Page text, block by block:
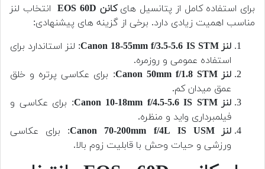
برای استفاده کامل از پتانسیل هایکانن EOS 60D
انتخاب لنز
مناسب اهمیت زیادی دارد. برخی از گزینه های پیشنهادی:
لنز Canon 18-55mm f/3.5-5.6 IS STM
: لنز استاندارد برای
استفاده عمومی و روزمره.
لنز Canon 50mm f/1.8 STM
: برای عکاسی پرتره و خلق
عمق میدان کم.
لنز Canon 10-18mm f/4.5-5.6 IS STM
: برای عکاسی و
فیلمبرداری واید و منظره.
لنز Canon 70-200mm f/4L IS USM
: برای عکاسی
ورزشی و حیات وحش با قابلیت زوم بالا.